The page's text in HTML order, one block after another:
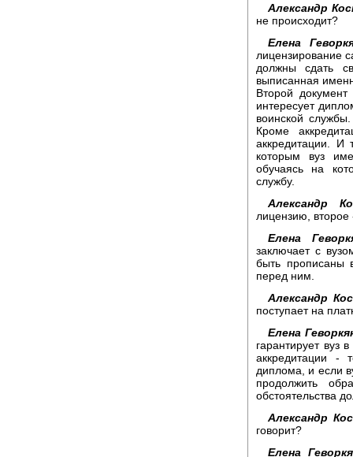
Александр
не происходит?
Елена
лицензирование
должны сдать
выписанная
Второй
интересует
воинской
Кроме
аккредитации. И
которым вуз
обучаясь на
службу.
Александр
лицензию, второе
Елена
заключает с
быть прописаны
перед ним.
Александр
поступает на
Елена
гарантирует вуз
аккредитации -
диплома, и если
продолжить
обстоятельства
Александр
говорит?
Елена